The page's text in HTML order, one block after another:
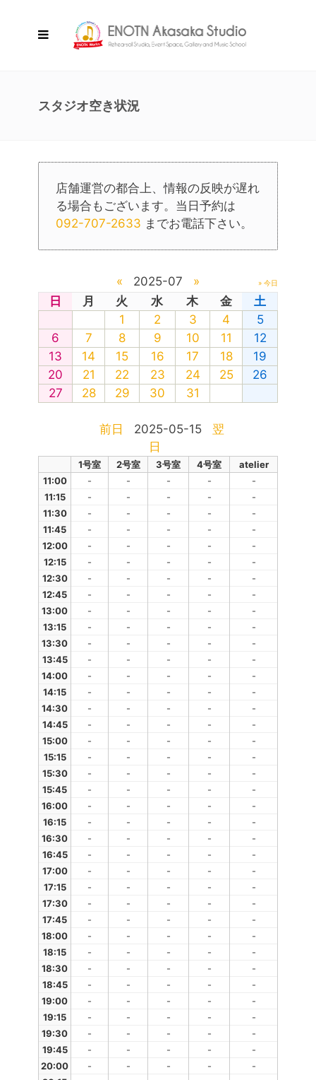
スタジオ空き状況
店舗運営の都合上、情報の反映が遅れ
る場合もございます。当日予約は
092-707-2633 までお電話下さい。
« 2025-07 » » 今日
日 月 火 水 木 金
土
1
2 3 4
5
6
7 8 9 10 11
12
13
14 15 16 17 18
19
20
21 22 23 24 25
26
27
28 29 30 31
前日 2025-05-15
翌
日
1号室 2号室 3号室 4号室
atelier
11:00
- - - -
-
11:15
- - - -
-
11:30
- - - -
-
11:45
- - - -
-
12:00
- - - -
-
12:15
- - - -
-
12:30
- - - -
-
12:45
- - - -
-
13:00
- - - -
-
13:15
- - - -
-
13:30
- - - -
-
13:45
- - - -
-
14:00
- - - -
-
14:15
- - - -
-
14:30
- - - -
-
14:45
- - - -
-
15:00
- - - -
-
15:15
- - - -
-
15:30
- - - -
-
15:45
- - - -
-
16:00
- - - -
-
16:15
- - - -
-
16:30
- - - -
-
16:45
- - - -
-
17:00
- - - -
-
17:15
- - - -
-
17:30
- - - -
-
17:45
- - - -
-
18:00
- - - -
-
18:15
- - - -
-
18:30
- - - -
-
18:45
- - - -
-
19:00
- - - -
-
19:15
- - - -
-
19:30
- - - -
-
19:45
- - - -
-
20:00
- - - -
-